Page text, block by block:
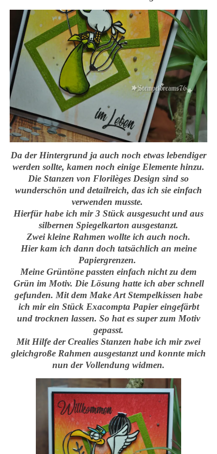
Da der Hintergrund ja auch noch etwas lebendiger
werden sollte, kamen noch einige Elemente hinzu.
Die Stanzen von Florilèges Design sind so
wunderschön und detailreich, das ich sie einfach
verwenden musste.
Hierfür habe ich mir 3 Stück ausgesucht und aus
silbernen Spiegelkarton ausgestanzt.
Zwei kleine Rahmen wollte ich auch noch.
Hier kam ich dann doch tatsächlich an meine
Papiergrenzen.
Meine Grüntöne passten einfach nicht zu dem
Grün im Motiv. Die Lösung hatte ich aber schnell
gefunden. Mit dem Make Art Stempelkissen habe
ich mir ein Stück Exacompta Papier eingefärbt
und trocknen lassen. So hat es super zum Motiv
gepasst.
Mit Hilfe der Crealies Stanzen habe ich mir zwei
gleichgroße Rahmen ausgestanzt und konnte mich
nun der Vollendung widmen.